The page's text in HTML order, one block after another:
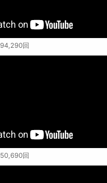
94,290回
50,690回